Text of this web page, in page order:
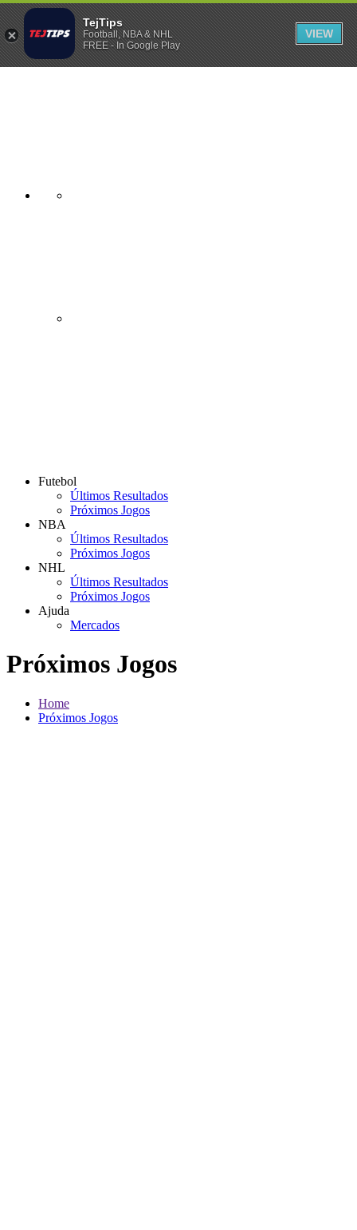
TejTips
Football, NBA & NHL
FREE - In Google Play
VIEW
Futebol
Últimos Resultados
Próximos Jogos
NBA
Últimos Resultados
Próximos Jogos
NHL
Últimos Resultados
Próximos Jogos
Ajuda
Mercados
Próximos Jogos
Home
Próximos Jogos